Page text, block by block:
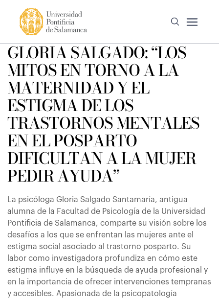
GLORIA SALGADO: “LOS
MITOS EN TORNO A LA
MATERNIDAD Y EL
ESTIGMA DE LOS
TRASTORNOS MENTALES
EN EL POSPARTO
DIFICULTAN A LA MUJER
PEDIR AYUDA”
La psicóloga Gloria Salgado Santamaría, antigua
alumna de la Facultad de Psicología de la Universidad
Pontificia de Salamanca, comparte su visión sobre los
desafíos a los que se enfrentan las mujeres ante el
estigma social asociado al trastorno posparto. Su
labor como investigadora profundiza en cómo este
estigma influye en la búsqueda de ayuda profesional y
en la importancia de ofrecer intervenciones tempranas
y accesibles. Apasionada de la psicopatología